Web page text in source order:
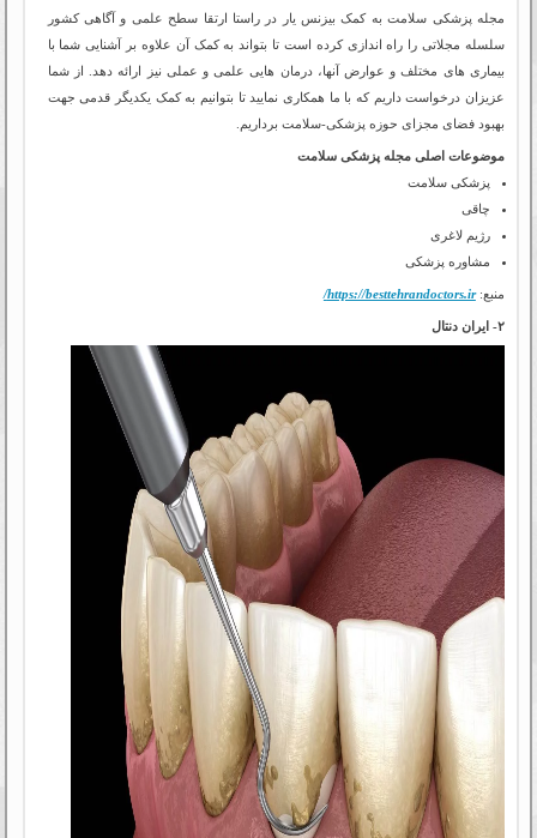
مجله پزشکی سلامت به کمک بیزنس یار در راستا ارتقا سطح علمی و آگاهی کشور
سلسله مجلاتی را راه اندازی کرده است تا بتواند به کمک آن علاوه بر آشنایی شما با
بیماری های مختلف و عوارض آنها، درمان هایی علمی و عملی نیز ارائه دهد. از شما
عزیزان درخواست داریم که با ما همکاری نمایید تا بتوانیم به کمک یکدیگر قدمی جهت
بهبود فضای مجزای حوزه پزشکی-سلامت برداریم.
موضوعات اصلی مجله پزشکی سلامت
پزشکی سلامت
چاقی
رژیم لاغری
مشاوره پزشکی
منبع:https://besttehrandoctors.ir/
۲- ایران دنتال